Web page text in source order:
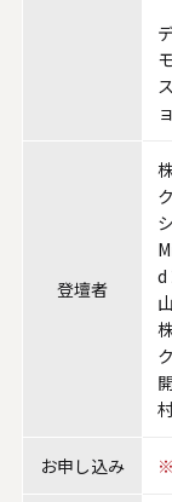
登壇者
d
お申し込み